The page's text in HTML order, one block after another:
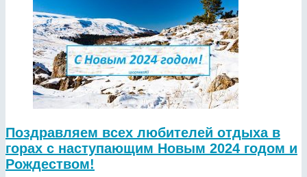
Поздравляем всех любителей отдыха в
горах с наступающим Новым 2024 годом и
Рождеством!